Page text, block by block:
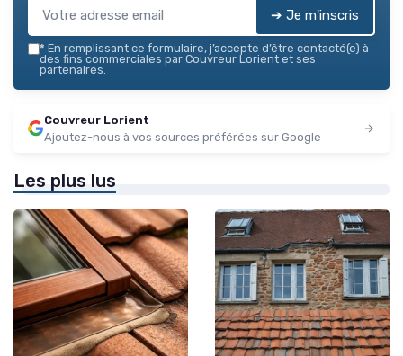
➔ Je m'inscris
* En remplissant ce formulaire, j’accepte d’être contacté(e) à
des fins commerciales par Couvreur Lorient et ses
partenaires.
Couvreur Lorient
Ajoutez-nous à vos sources préférées sur Google
Les plus lus